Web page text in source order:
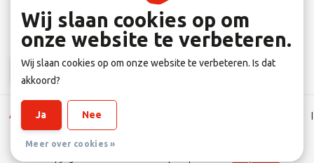
Abonneer
Algemene Leverings voorwaarden
Sitemap
Wij slaan cookies op om
onze website te verbeteren.
Wij slaan cookies op om onze website te verbeteren. Is dat
akkoord?
Ja Nee
Meer over cookies »